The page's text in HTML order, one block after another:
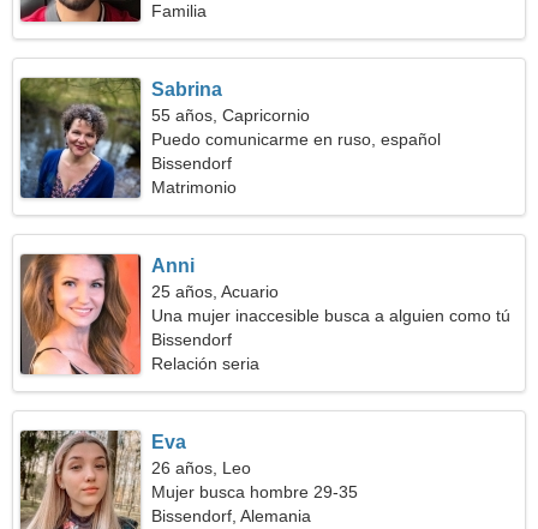
Familia
Sabrina
55 años, Capricornio
Puedo comunicarme en ruso, español
Bissendorf
Matrimonio
Anni
25 años, Acuario
Una mujer inaccesible busca a alguien como tú
Bissendorf
Relación seria
Eva
26 años, Leo
Mujer busca hombre 29-35
Bissendorf, Alemania